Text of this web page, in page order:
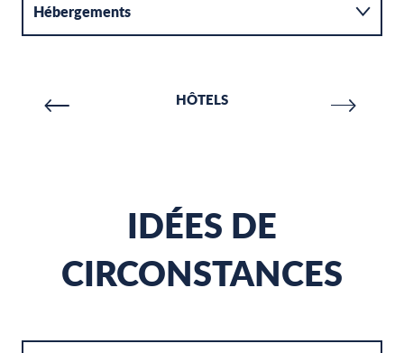
Hébergements
Restauration HÔTELS
IDÉES DE
CIRCONSTANCES
LE CAP CANAILLE ET LES CRÊTES